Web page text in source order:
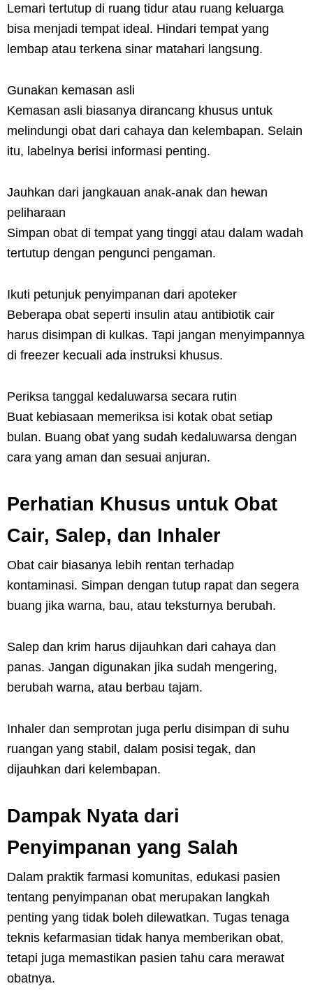
Lemari tertutup di ruang tidur atau ruang keluarga
bisa menjadi tempat ideal. Hindari tempat yang
lembap atau terkena sinar matahari langsung.
Gunakan kemasan asli
Kemasan asli biasanya dirancang khusus untuk
melindungi obat dari cahaya dan kelembapan. Selain
itu, labelnya berisi informasi penting.
Jauhkan dari jangkauan anak-anak dan hewan
peliharaan
Simpan obat di tempat yang tinggi atau dalam wadah
tertutup dengan pengunci pengaman.
Ikuti petunjuk penyimpanan dari apoteker
Beberapa obat seperti insulin atau antibiotik cair
harus disimpan di kulkas. Tapi jangan menyimpannya
di freezer kecuali ada instruksi khusus.
Periksa tanggal kedaluwarsa secara rutin
Buat kebiasaan memeriksa isi kotak obat setiap
bulan. Buang obat yang sudah kedaluwarsa dengan
cara yang aman dan sesuai anjuran.
Perhatian Khusus untuk Obat
Cair, Salep, dan Inhaler
Obat cair biasanya lebih rentan terhadap
kontaminasi. Simpan dengan tutup rapat dan segera
buang jika warna, bau, atau teksturnya berubah.
Salep dan krim harus dijauhkan dari cahaya dan
panas. Jangan digunakan jika sudah mengering,
berubah warna, atau berbau tajam.
Inhaler dan semprotan juga perlu disimpan di suhu
ruangan yang stabil, dalam posisi tegak, dan
dijauhkan dari kelembapan.
Dampak Nyata dari
Penyimpanan yang Salah
Dalam praktik farmasi komunitas, edukasi pasien
tentang penyimpanan obat merupakan langkah
penting yang tidak boleh dilewatkan. Tugas tenaga
teknis kefarmasian tidak hanya memberikan obat,
tetapi juga memastikan pasien tahu cara merawat
obatnya.